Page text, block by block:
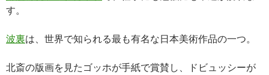
す。
波裏は、世界で知られる最も有名な日本美術作品の一つ。
北斎の版画を見たゴッホが手紙で賞賛し、ドビュッシーが